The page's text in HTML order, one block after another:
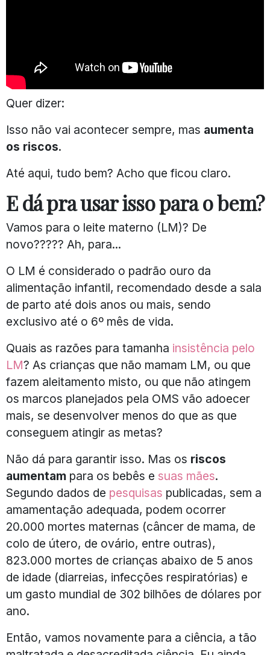
Quer dizer:
Isso não vai acontecer sempre, mas aumenta
os riscos.
Até aqui, tudo bem? Acho que ficou claro.
E dá pra usar isso para o bem?
Vamos para o leite materno (LM)? De
novo????? Ah, para...
O LM é considerado o padrão ouro da
alimentação infantil, recomendado desde a sala
de parto até dois anos ou mais, sendo
exclusivo até o 6º mês de vida.
Quais as razões para tamanha insistência pelo
LM? As crianças que não mamam LM, ou que
fazem aleitamento misto, ou que não atingem
os marcos planejados pela OMS vão adoecer
mais, se desenvolver menos do que as que
conseguem atingir as metas?
Não dá para garantir isso. Mas os riscos
aumentam para os bebês e suas mães.
Segundo dados de pesquisas publicadas, sem a
amamentação adequada, podem ocorrer
20.000 mortes maternas (câncer de mama, de
colo de útero, de ovário, entre outras),
823.000 mortes de crianças abaixo de 5 anos
de idade (diarreias, infecções respiratórias) e
um gasto mundial de 302 bilhões de dólares por
ano.
Então, vamos novamente para a ciência, a tão